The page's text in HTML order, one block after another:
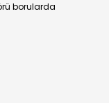
borularda